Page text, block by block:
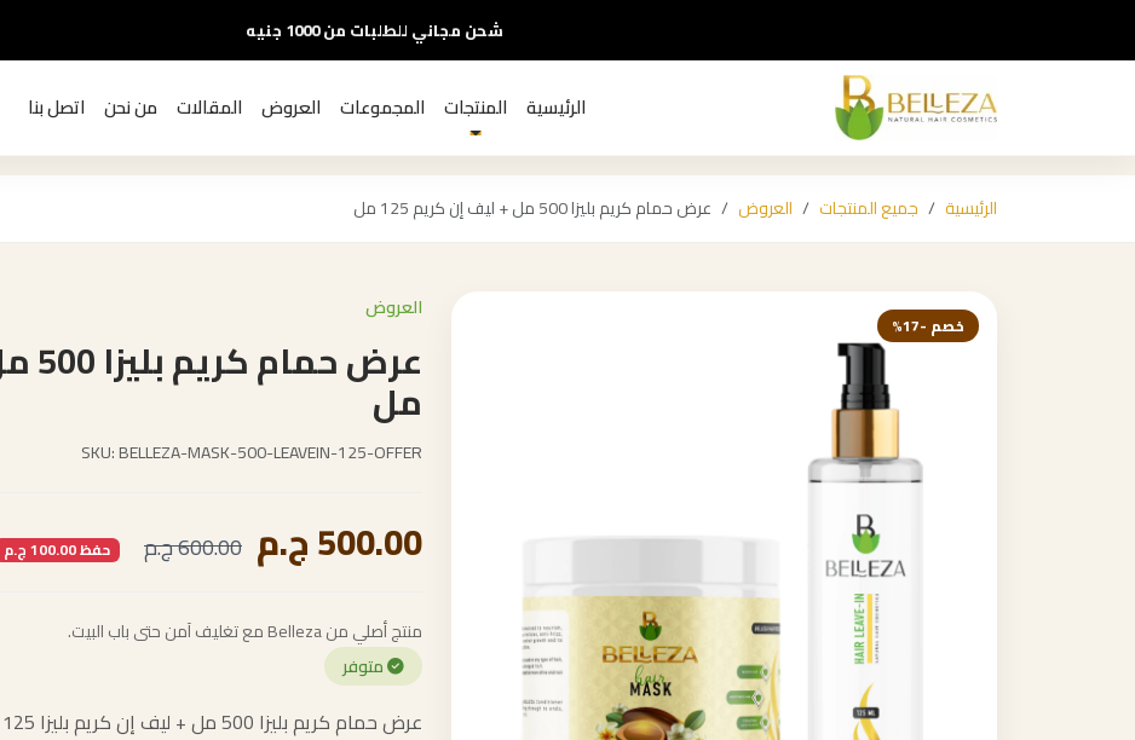
شحن مجاني للطلبات من 1000 جنيه
الرئيسية المنتجات المجموعات العروض المقالات من نحن اتصل بنا
الرئيسية جميع المنتجات العروض عرض حمام كريم بليزا 500 مل + ليف إن كريم 125 مل
خصم -17%
العروض
مل
SKU: BELLEZA-MASK-500-LEAVEIN-125-OFFER
500.00 ج.م 600.00 ج.م حفظ 100.00 ج.م
منتج أصلي من Belleza مع تغليف آمن حتى باب البيت.
متوفر